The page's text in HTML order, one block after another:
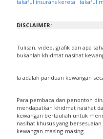
takaful insurans kereta
takaful
DISCLAIMER:
Tulisan, video, grafik dan apa
bukanlah khidmat nasihat
Ia adalah panduan kewangan
Para pembaca dan penonton
mendapatkan khidmat nasihat
kewangan bertauliah untuk
nasihat khusus yang
kewangan masing-masing.